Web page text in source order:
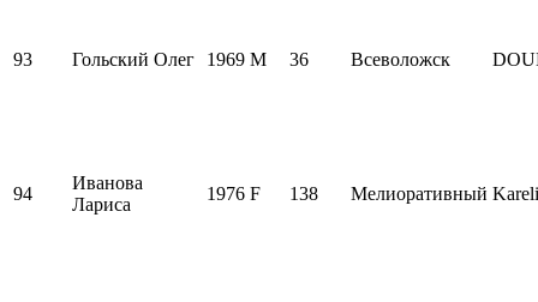
93 Гольский Олег 1969 M 36 Всеволожск
94
Иванова
Лариса
1976 F 138 Мелиоративный